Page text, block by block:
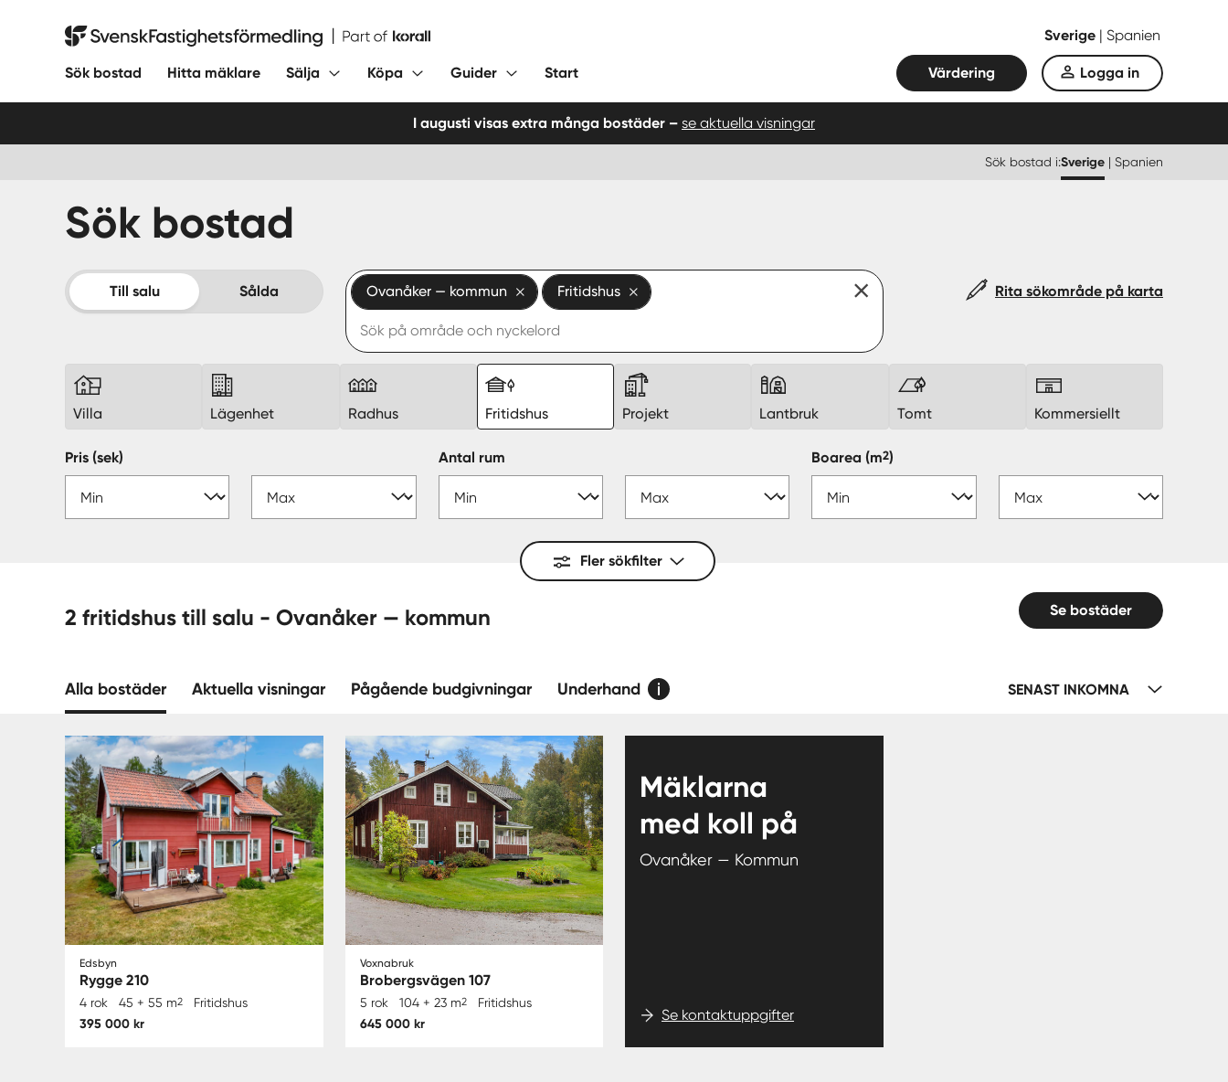
Svensk Fastighetsförmedling Sverige | Spanien
Sök bostad Hitta mäklare Sälja Köpa Guider Start Värdering Logga in
I augusti visas extra många bostäder – se aktuella visningar
Sök bostad i:Sverige | Spanien
Sök bostad
Till salu Sålda Ovanåker — kommun Fritidshus Rita sökområde på karta
Villa Lägenhet Radhus Fritidshus Projekt Lantbruk Tomt Kommersiellt
Pris (sek) Antal rum Boarea(m2)
Fler sökfilter
2 fritidshus till salu - Ovanåker — kommun Se bostäder
Alla bostäder Aktuella visningar Pågående budgivningar Underhand SENAST INKOMNA
Edsbyn
Rygge 210
4 rok 45 + 55 m2 Fritidshus
395 000 kr
Voxnabruk
Brobergsvägen 107
5 rok 104 + 23 m2 Fritidshus
645 000 kr
Mäklarna
med koll på
Ovanåker — Kommun
Se kontaktuppgifter